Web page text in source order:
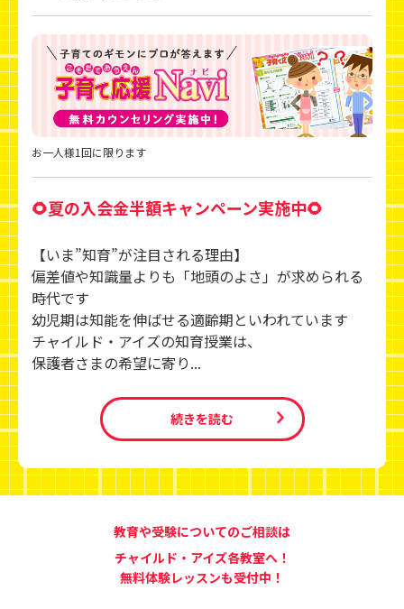
お一人様1回に限ります
🌻夏の入会金半額キャンペーン実施中🌻
【いま”知育”が注目される理由】
偏差値や知識量よりも「地頭のよさ」が求められる
時代です
幼児期は知能を伸ばせる適齢期といわれています
チャイルド・アイズの知育授業は、
保護者さまの希望に寄り...
続きを読む
教育や受験についてのご相談は
チャイルド・アイズ各教室へ！
無料体験レッスンも受付中！